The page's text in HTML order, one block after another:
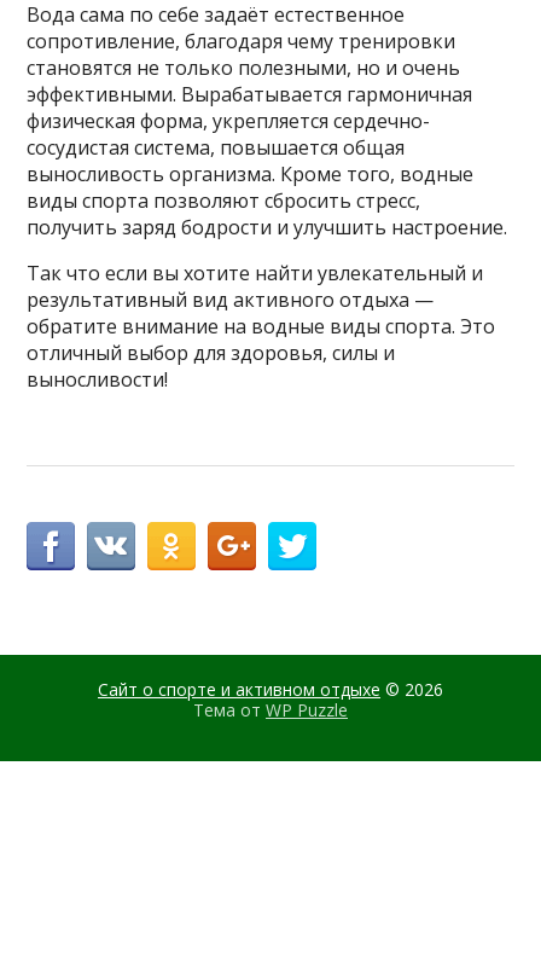
Вода сама по себе задаёт естественное
сопротивление, благодаря чему тренировки
становятся не только полезными, но и очень
эффективными. Вырабатывается гармоничная
физическая форма, укрепляется сердечно-
сосудистая система, повышается общая
выносливость организма. Кроме того, водные
виды спорта позволяют сбросить стресс,
получить заряд бодрости и улучшить настроение.
Так что если вы хотите найти увлекательный и
результативный вид активного отдыха —
обратите внимание на водные виды спорта. Это
отличный выбор для здоровья, силы и
выносливости!
Сайт о спорте и активном отдыхе © 2026
Тема от WP Puzzle